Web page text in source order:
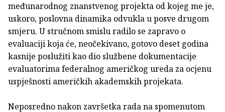
međunarodnog znanstvenog projekta od kojeg me je,
uskoro, poslovna dinamika odvukla u posve drugom
smjeru. U stručnom smislu radilo se zapravo o
evaluaciji koja će, neočekivano, gotovo deset godina
kasnije poslužiti kao dio službene dokumentacije
evaluatorima federalnog američkog ureda za ocjenu
uspješnosti američkih akademskih projekata.
Neposredno nakon završetka rada na spomenutom